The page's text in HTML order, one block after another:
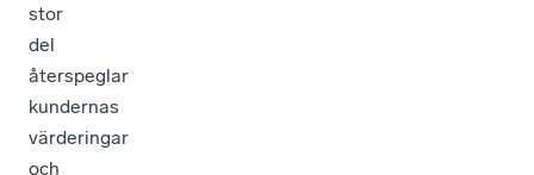
stor
del
återspeglar
kundernas
värderingar
och